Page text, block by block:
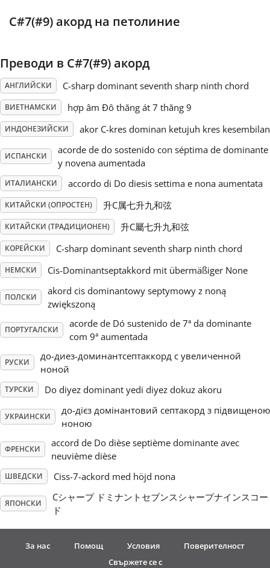
Svenska
Tiếng Việt
Türkçe
Українська
简体中文
C#7(#9) акорд на петолиние
Преводи в C#7(#9) акорд
АНГЛИЙСКИ C-sharp dominant seventh sharp ninth chord
ВИЕТНАМСКИ hợp âm Đô thăng át 7 thăng 9
ИНДОНЕЗИЙСКИ akor C-kres dominan ketujuh kres kesembilan
ИСПАНСКИ
acorde de do sostenido con séptima de dominante
y novena aumentada
ИТАЛИАНСКИ accordo di Do diesis settima e nona aumentata
КИТАЙСКИ (ОПРОСТЕН) 升C属七升九和弦
КИТАЙСКИ (ТРАДИЦИОНЕН) 升C屬七升九和弦
КОРЕЙСКИ C-sharp dominant seventh sharp ninth chord
НЕМСКИ Cis-Dominantseptakkord mit übermäßiger None
ПОЛСКИ
akord cis dominantowy septymowy z noną
zwiększoną
ПОРТУГАЛСКИ
acorde de Dó sustenido de 7ª da dominante
com 9ª aumentada
РУСКИ
до-диез-доминантсептаккорд с увеличенной
ноной
ТУРСКИ Do diyez dominant yedi diyez dokuz akoru
УКРАИНСКИ
до-дієз домінантовий септакорд з підвищеною
ноною
ФРЕНСКИ
accord de Do dièse septième dominante avec
neuvième dièse
ШВЕДСКИ Ciss-7-ackord med höjd nona
ЯПОНСКИ
Cシャープ ドミナントセブンスシャープナインスコー
ド
За нас Помощ Условия
Поверителност
Свържете се с